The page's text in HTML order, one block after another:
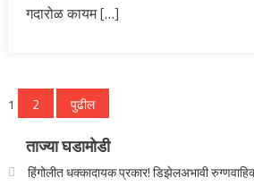
गदारोळ कायम […]
पोस्ट्स
पृष्ठांकन
1 2 पुढील
ताज्या घडामोडी
हिंगोलीत धक्कादायक प्रकार! डिझेलअभावी